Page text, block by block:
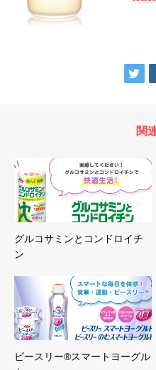
関
グルコサミンとコンドロイチ
ン
ビースリー®スマートヨーグル